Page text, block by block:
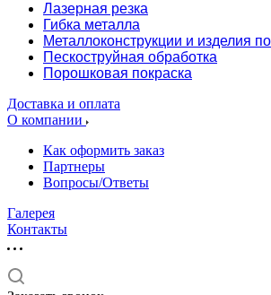
Лазерная резка
Гибка металла
Металлоконструкции и изделия
Пескоструйная обработка
Порошковая покраска
Доставка и оплата
О компании
Как оформить заказ
Партнеры
Вопросы/Ответы
Галерея
Контакты